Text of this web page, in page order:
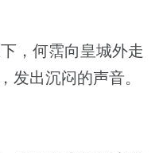
，何霑向皇城外走
发出沉闷的声音。